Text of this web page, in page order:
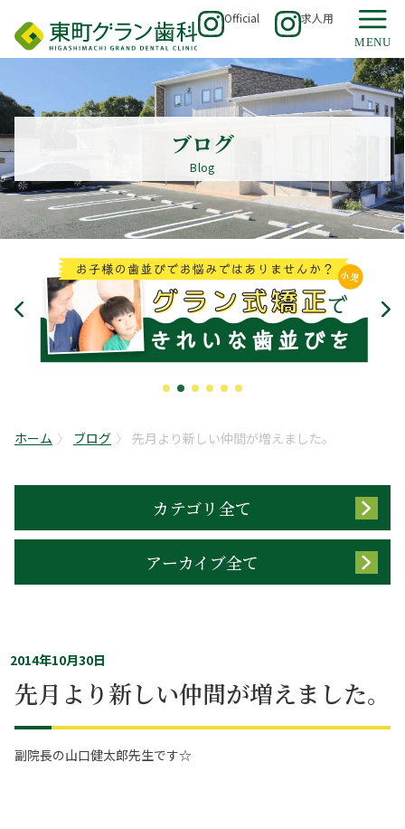
Official 求人用
ブログ
Blog
ホーム ブログ 先月より新しい仲間が増えました。
カテゴリ全て
アーカイブ全て
2014年10月30日
先月より新しい仲間が増えました。
副院長の山口健太郎先生です☆